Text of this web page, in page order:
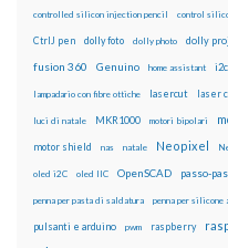
controlled silicon injection pencil control
CtrlJ pen dolly foto dolly photo dolly
fusion 360 Genuino home assistant i2c
lampadario con fibre ottiche lasercut laser
luci di natale MKR1000 motori bipolari
motor shield nas natale Neopixel
oled i2C oled IIC OpenSCAD passo-
penna per pasta di saldatura penna per silicone
pulsanti e arduino pwm raspberry